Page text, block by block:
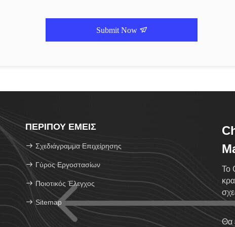
Submit Now
ΠΕΡΊΠΟΥ ΕΜΕΊΣ
Σχεδιάγραμμα Επιχείρησης
Γύρος Εργοστασίων
Ποιοτικός Έλεγχος
Sitemap
Το
Θα